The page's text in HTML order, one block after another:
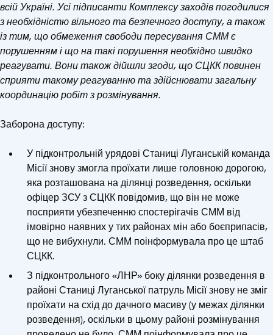
всій Україні. Усі підписанти Комплексу заходів погодилися
з необхідністю вільного та безпечного доступу, а також
із тим, що обмеження свободи пересування СММ є
порушенням і що на такі порушення необхідно швидко
реагувати. Вони також дійшли згоди, що СЦКК повинен
сприяти такому реагуванню та здійснювати загальну
координацію робіт з розмінування.
Заборона доступу:
У підконтрольній урядові Станиці Луганській команда
Місії знову змогла проїхати лише головною дорогою,
яка розташована на ділянці розведення, оскільки
офіцер ЗСУ з СЦКК повідомив, що він не може
посприяти убезпеченню спостерігачів СММ від
імовірно наявних у тих районах мін або боєприпасів,
що не вибухнули. СММ поінформувала про це штаб
СЦКК.
З підконтрольного «ЛНР» боку ділянки розведення в
районі Станиці Луганської патруль Місії знову не зміг
проїхати на схід до дачного масиву (у межах ділянки
розведення), оскільки в цьому районі розмінування